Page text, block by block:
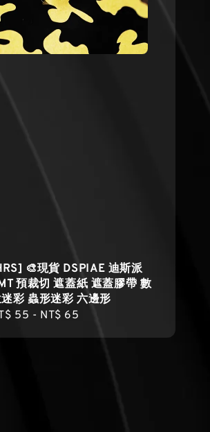
🎨現貨 DSPIAE 迪斯派
預裁切 遮蓋紙 遮蓋膠帶 數
彩 蟲形迷彩 六邊形
55 - NT$ 65